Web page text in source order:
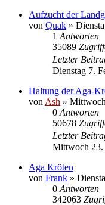
Aufzucht der
von Quak »
1 Antworten
35089
Letzter
Dienstag 7.
Haltung der Aga-
von Ash »
0 Antworten
50678
Letzter
Mittwoch
Aga Kröten
von Frank »
0 Antworten
342063